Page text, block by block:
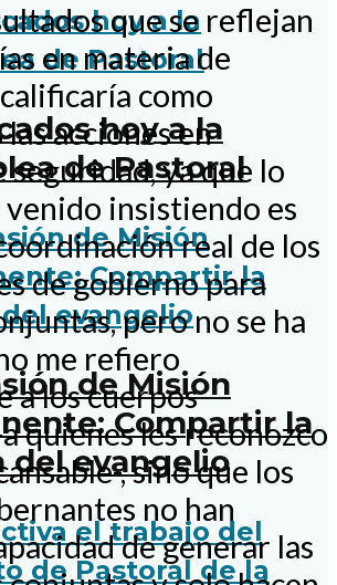
hoy a la
de Pastoral
de Misión
Compartir la
del evangelio
que se reflejan
en materia de
como
acciones en
seguridad, ya que lo
venido insistiendo es
real de los
de gobierno para
pero no se ha
me refiero
a los cuerpos
quienes les reconozco
, sino que los
no han
de generar las